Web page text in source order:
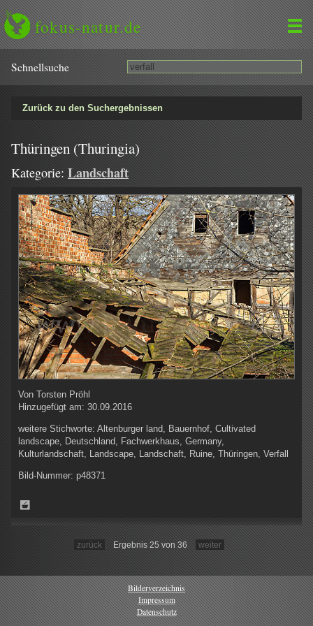
fokus-natur.de
Schnell­suche
Zurück zu den Suchergebnissen
Thüringen (Thuringia)
Kategorie: Landschaft
Von Torsten Pröhl
Hinzugefügt am: 30.09.2016
weitere Stichworte: Altenburger land, Bauernhof, Cultivated
landscape, Deutschland, Fachwerkhaus, Germany,
Kulturlandschaft, Landscape, Landschaft, Ruine, Thüringen, Verfall
Bild-Nummer: p48371
zurück Ergebnis 25 von 36 weiter
Bilderverzeichnis
Impressum
Datenschutz